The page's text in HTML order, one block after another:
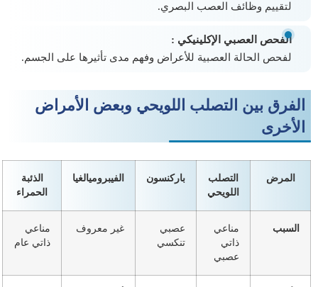
لتقييم وظائف العصب البصري.
الفحص العصبي الإكلينيكي :
لفحص الحالة العصبية للأعراض وفهم مدى تأثيرها على الجسم.
الفرق بين التصلب اللويحي وبعض الأمراض
الأخرى
المرض
التصلب
اللويحي
باركنسون الفيبروميالغيا
الذئبة
الحمراء
السبب
مناعي
ذاتي
عصبي
عصبي
تنكسي
غير معروف
مناعي
ذاتي عام